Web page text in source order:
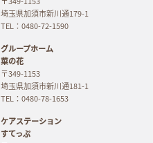
埼玉県加須市新川通179-1
TEL：0480-72-1590
グループホーム
菜の花
〒349-1153
埼玉県加須市新川通181-1
TEL：0480-78-1653
ケアステーション
すてっぷ